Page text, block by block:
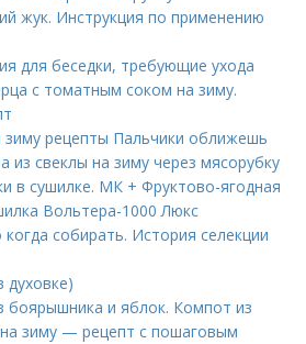
жук. Инструкция по применению
для беседки, требующие ухода
с томатным соком на зиму.
зиму рецепты Пальчики оближешь
из свеклы на зиму через мясорубку
в сушилке. МК + Фруктово-ягодная
Вольтера-1000 Люкс
собирать. История селекции
духовке)
боярышника и яблок. Компот из
зиму — рецепт с пошаговым